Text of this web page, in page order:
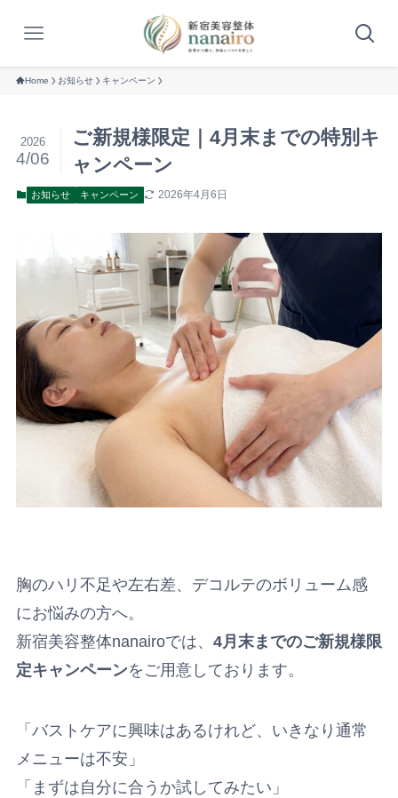
Home お知らせ キャンペーン
ご新規様限定｜4月末までの特別キ
ャンペーン
2026
4/06
お知らせ キャンペーン 2026年4月6日
胸のハリ不足や左右差、デコルテのボリューム感
にお悩みの方へ。
新宿美容整体nanairoでは、 4月末までのご新規様限
定キャンペーンをご用意しております。
「バストケアに興味はあるけれど、いきなり通常
メニューは不安」
「まずは自分に合うか試してみたい」